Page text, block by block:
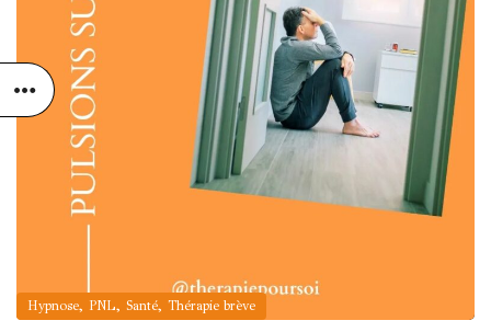
Hypnose, PNL, Santé, Thérapie brève